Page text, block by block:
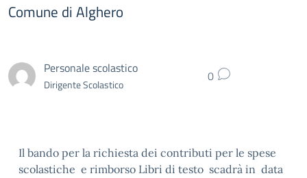
Comune di Alghero
Personale scolastico
Dirigente Scolastico 0
Il bando per la richiesta dei contributi per le spese
scolastiche e rimborso Libri di testo scadrà in data